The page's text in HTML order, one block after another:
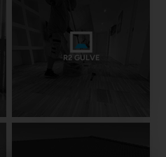
R2 GULVE